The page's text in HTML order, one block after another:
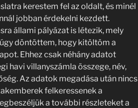
kerestem fel az oldalt, és minél
jobban érdekelni kezdett.
állami pályázat is létezik, mely
döntöttem, hogy kitöltöm a
Ehhez csak néhány adatot
havi villanyszámla összege, név,
Az adatok megadása után nincs
felkeressenek a
a további részleteket a